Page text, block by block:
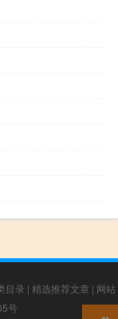
目录 | 精选推荐文章 | 网站
号